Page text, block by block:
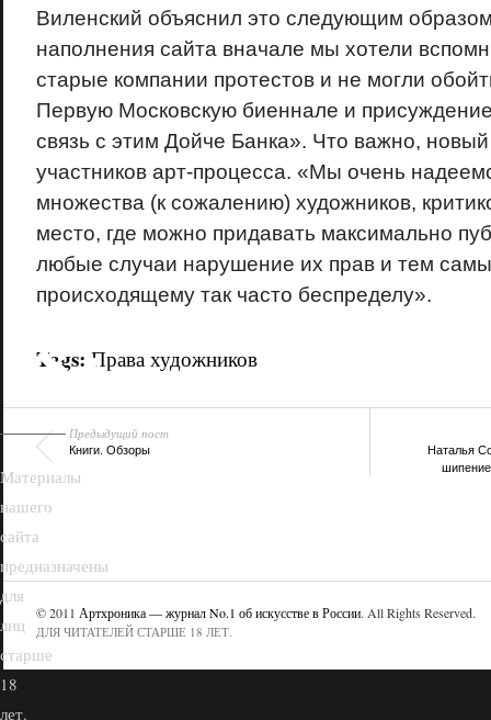
Виленский объяснил это следующим
наполнения сайта вначале мы хотели
старые компании протестов и не могли
Первую Московскую биеннале и
связь с этим Дойче Банка». Что важно,
участников арт-процесса. «Мы очень
множества (к сожалению) художников,
место, где можно придавать максимально
любые случаи нарушение их прав и тем
происходящему так часто беспределу».
Tags: Права художников
Предыдущий пост
Книги. Обзоры
Наталья
шипение
© 2011 Артхроника — журнал No.1 об искусстве в России. All Rights Reserved.
ДЛЯ ЧИТАТЕЛЕЙ СТАРШЕ 18 ЛЕТ.
18+
Материалы
нашего
сайта
предназначены
для
лиц
старше
18
лет.